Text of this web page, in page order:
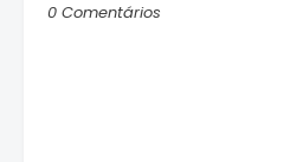
0 Comentários